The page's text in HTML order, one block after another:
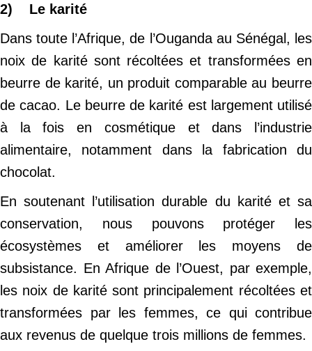
2) Le karité
Dans toute l’Afrique, de l’Ouganda au Sénégal, les
noix de karité sont récoltées et transformées en
beurre de karité, un produit comparable au beurre
de cacao. Le beurre de karité est largement utilisé
à la fois en cosmétique et dans l’industrie
alimentaire, notamment dans la fabrication du
chocolat.
En soutenant l’utilisation durable du karité et sa
conservation, nous pouvons protéger les
écosystèmes et améliorer les moyens de
subsistance. En Afrique de l’Ouest, par exemple,
les noix de karité sont principalement récoltées et
transformées par les femmes, ce qui contribue
aux revenus de quelque trois millions de femmes.